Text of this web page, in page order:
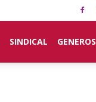
SINDICAL GENEROS